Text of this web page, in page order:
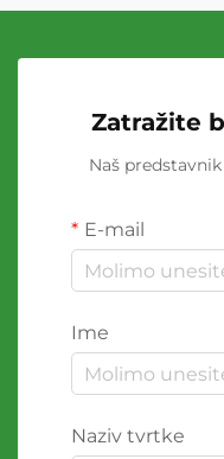
Zatražite
Naš
E-mail
Ime
Naziv tvrtke